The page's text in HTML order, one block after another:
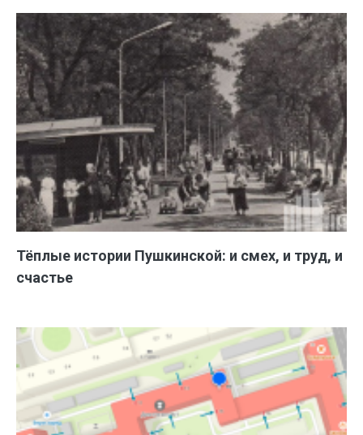
Тёплые истории Пушкинской: и смех, и труд, и
счастье